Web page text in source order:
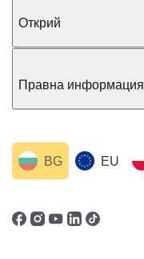
Открий
Правна информация
EU
BG